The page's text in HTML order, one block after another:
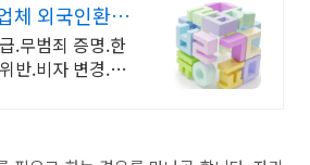
체 외국인환자
비
.무범죄 증명.한
반.비자 변경.부